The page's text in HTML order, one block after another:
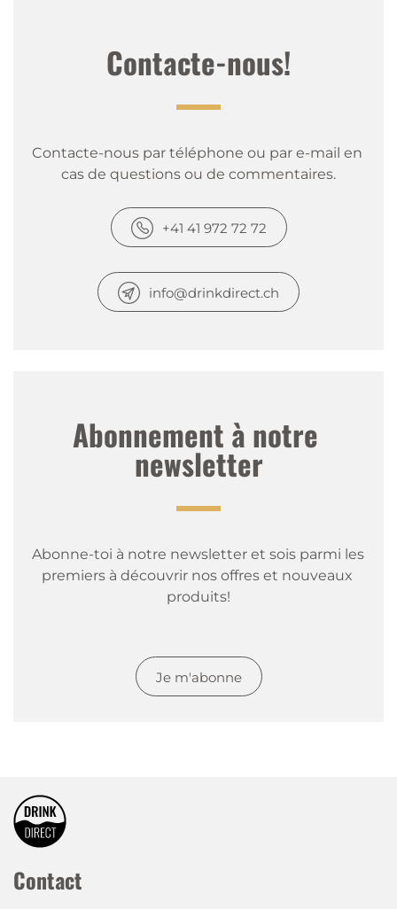
Contacte-nous!
Contacte-nous par téléphone ou par e-mail en
cas de questions ou de commentaires.
+41 41 972 72 72
info@drinkdirect.ch
Abonnement à notre
newsletter
Abonne-toi à notre newsletter et sois parmi les
premiers à découvrir nos offres et nouveaux
produits!
Je m'abonne
Contact